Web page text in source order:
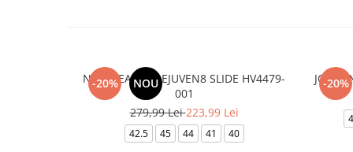
-20% NOU
NIKE REACTX REJUVEN8 SLIDE HV4479-
001
279,99 Lei223,99 Lei
42.5 45 44 41 40
-20%